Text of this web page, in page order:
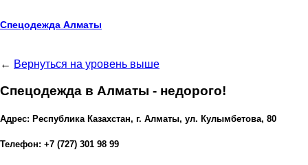
Спецодежда Алматы
← Вернуться на уровень выше
Спецодежда в Алматы - недорого!
Адрес: Республика Казахстан, г. Алматы, ул. Кулымбетова, 80
Телефон: +7 (727) 301 98 99